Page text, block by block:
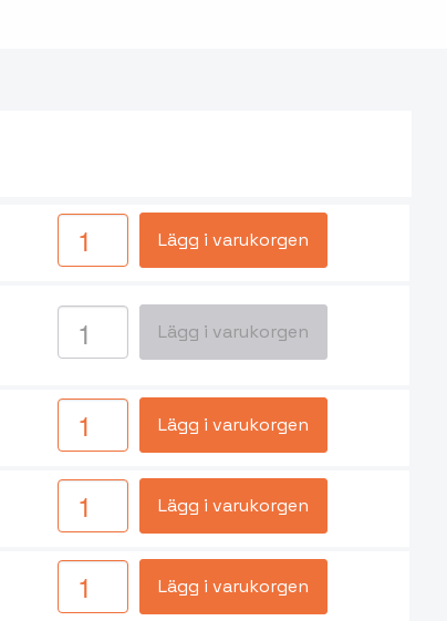
Lägg i varukorgen
Lägg i varukorgen
Lägg i varukorgen
Lägg i varukorgen
Lägg i varukorgen